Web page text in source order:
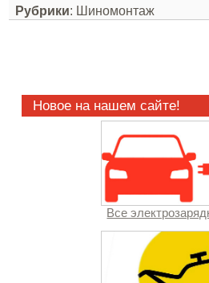
Рубрики: Шиномонтаж
Новое на нашем сайте!
Все